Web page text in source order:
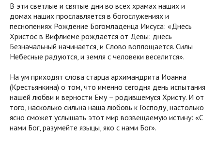
В эти светлые и святые дни во всех храмах наших и
домах наших прославляется в богослужениях и
песнопениях Рождение Богомладенца Иисуса: «Днесь
Христос в Вифлиеме рождается от Девы: днесь
Безначальный начинается, и Слово воплощается. Силы
Небесные радуются, и земля с человеки веселится».
На ум приходят слова старца архимандрита Иоанна
(Крестьянкина) о том, что именно сегодня день испытания
нашей любви и верности Ему – родившемуся Христу. И от
того, насколько сильна наша любовь к Господу, настолько
ясно сможет услышать этот мир возвещаемую истину: «С
нами Бог, разумейте языцы, яко с нами Бог».